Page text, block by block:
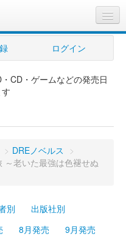
ログイン
CD・ゲームなどの発売日
> DREノベルス
>
～老いた最強は色褪せぬ
別
出版社別
8月発売
9月発売